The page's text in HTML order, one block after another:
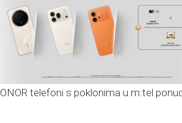
telefoni s poklonima u m:tel